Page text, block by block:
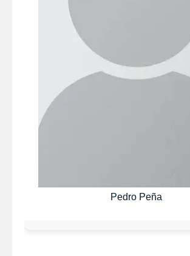
Pedro Peña